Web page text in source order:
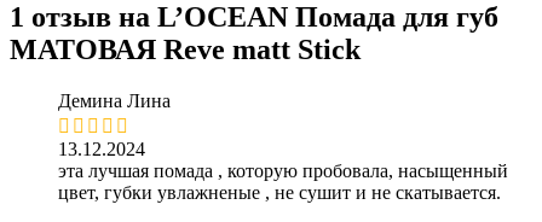
1 отзыв на L’OCEAN Помада для губ
МАТОВАЯ Reve matt Stick
Демина Лина
13.12.2024
эта лучшая помада , которую пробовала, насыщенный
цвет, губки увлажненые , не сушит и не скатывается.